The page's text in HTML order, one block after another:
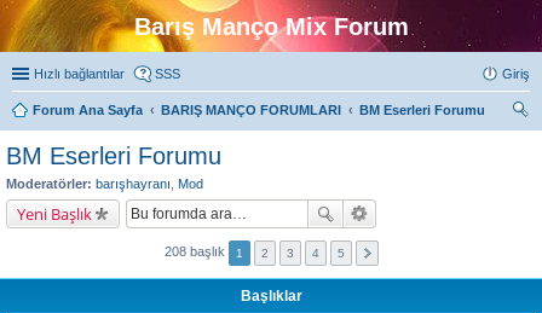
Barış Manço Mix Forum
Hızlı bağlantılar SSS Giriş
Forum Ana Sayfa BARIŞ MANÇO FORUMLARI
BM Eserleri Forumu
BM Eserleri Forumu
Moderatörler: barışhayranı Mod
Yeni Başlık
208 başlık 1 2 3 4 5
Başlıklar